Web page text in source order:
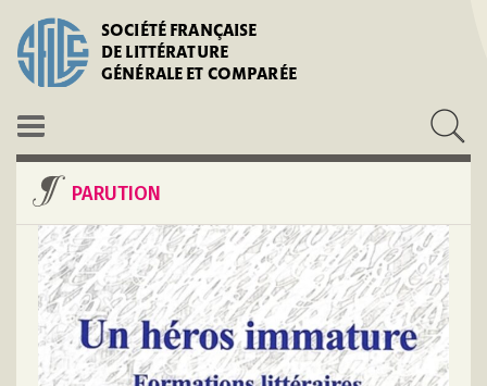
SOCIÉTÉ FRANÇAISE
DE LITTÉRATURE
GÉNÉRALE ET COMPARÉE
PARUTION